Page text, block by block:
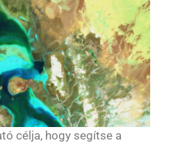
célja, hogy segítse a